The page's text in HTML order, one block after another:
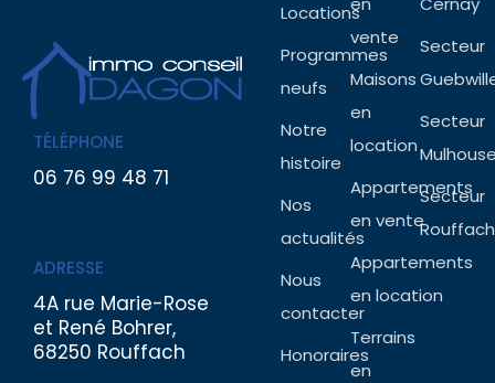
TÉLÉPHONE
06 76 99 48 71
ADRESSE
4A rue Marie-Rose
et René Bohrer,
68250 Rouffach
Locations
Programmes
neufs
Notre
histoire
Nos
actualités
Nous
contacter
Honoraires
vente
Maisons
en
location
Appartements
en vente
Appartements
en location
Terrains
en
Secteur
Secteur
Secteur
Rouffach